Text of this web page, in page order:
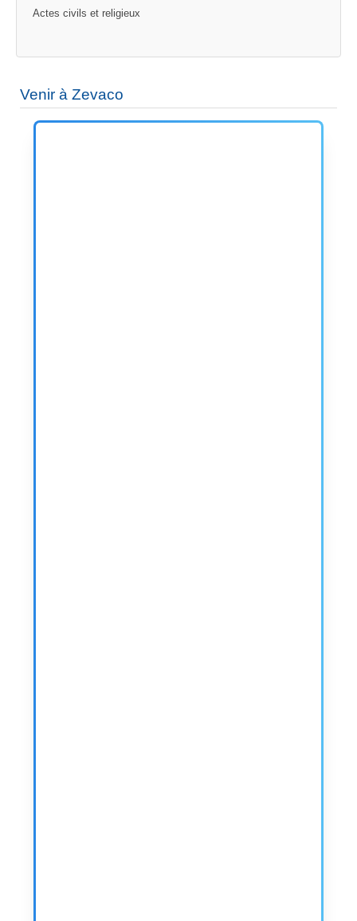
Actes civils et religieux
Venir à Zevaco